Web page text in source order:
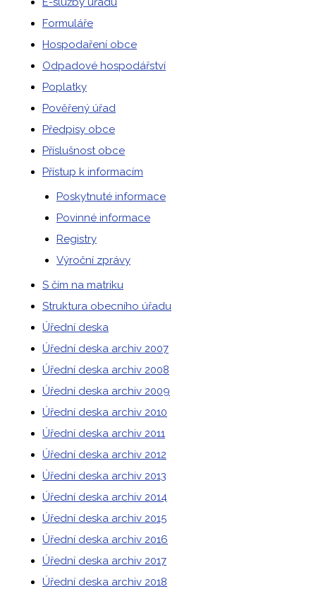
Formuláře
Hospodaření obce
Odpadové hospodářství
Poplatky
Pověřený úřad
Předpisy obce
Příslušnost obce
Přístup k informacím
Poskytnuté informace
Povinné informace
Registry
Výroční zprávy
S čím na matriku
Struktura obecního úřadu
Úřední deska
Úřední deska archiv 2007
Úřední deska archiv 2008
Úřední deska archiv 2009
Úřední deska archiv 2010
Úřední deska archiv 2011
Úřední deska archiv 2012
Úřední deska archiv 2013
Úřední deska archiv 2014
Úřední deska archiv 2015
Úřední deska archiv 2016
Úřední deska archiv 2017
Úřední deska archiv 2018